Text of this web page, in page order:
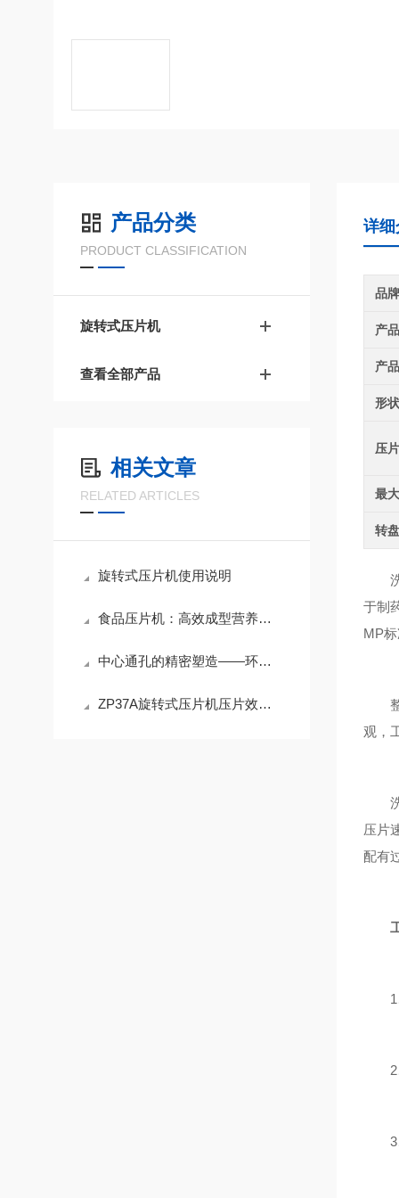
产品分类
PRODUCT CLASSIFICATION
旋转式压片机
查看全部产品
相关文章
RELATED ARTICLES
旋转式压片机使用说明
食品压片机：高效成型营养片剂与休闲食品的加工利器
中心通孔的精密塑造——环形片压片机原理与环形片剂及异形片成型应用
ZP37A旋转式压片机压片效果的常见影响因素解析
详细
品牌
产
产
形状
压
最
转
洗
于制
MP标
整
观，
洗
压片
配有
1、
2、
3、